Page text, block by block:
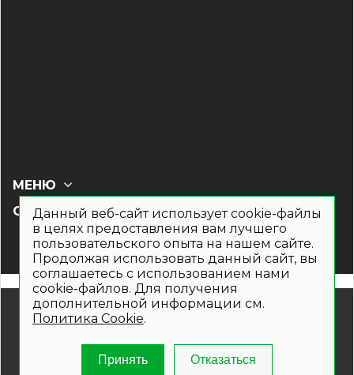
СОЦ СЕТИ
МЕНЮ
© 2019- 2026. Общество с ограниченной ответственностью
характер и не является публичной офертой. Для получения
подробной информации о наличии и стоимости указанных
Данный веб-сайт использует cookie-файлы
в целях предоставления вам лучшего
пользовательского опыта на нашем сайте.
Продолжая использовать данный сайт, вы
соглашаетесь с использованием нами
cookie-файлов. Для получения
дополнительной информации см.
Политика Cookie.
Принять Отказаться